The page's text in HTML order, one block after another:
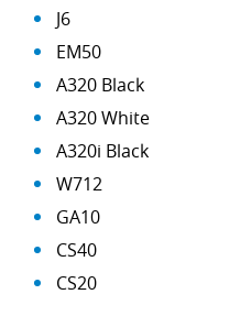
J6
EM50
A320 Black
A320 White
A320i Black
W712
GA10
CS40
CS20